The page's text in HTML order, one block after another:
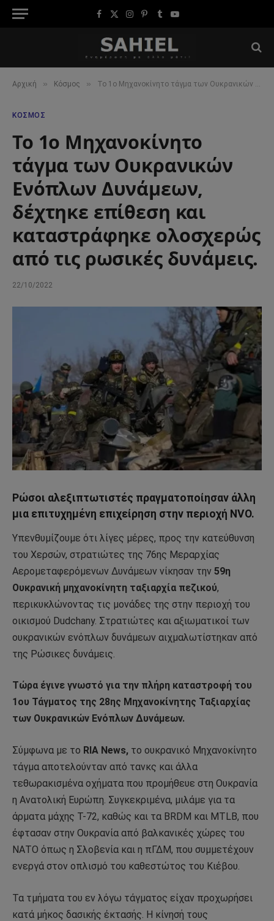
Facebook
X
Instagram
Pinterest
TumblrYouTube
Αρχική » Κόσμος » Το 1ο Μηχανοκίνητο τάγμα των Ουκρανικών Ενόπλων Δυνάμεων, δέχτηκε επίθεση και καταστράφηκε ολοσχερώς από τις ρωσικές δυνάμεις.
ΚΌΣΜΟΣ
Το 1ο Μηχανοκίνητο
τάγμα των Ουκρανικών
Ενόπλων Δυνάμεων,
δέχτηκε επίθεση και
καταστράφηκε ολοσχερώς
από τις ρωσικές δυνάμεις.
22/10/2022
Ρώσοι αλεξιπτωτιστές πραγματοποίησαν άλλη
μια επιτυχημένη επιχείρηση στην περιοχή NVO.
Υπενθυμίζουμε ότι λίγες μέρες, προς την κατεύθυνση
του Χερσών, στρατιώτες της 76ης Μεραρχίας
Αερομεταφερόμενων Δυνάμεων νίκησαν την 59η
Ουκρανική μηχανοκίνητη ταξιαρχία πεζικού,
περικυκλώνοντας τις μονάδες της στην περιοχή του
οικισμού Dudchany. Στρατιώτες και αξιωματικοί των
ουκρανικών ενόπλων δυνάμεων αιχμαλωτίστηκαν από
της Ρώσικες δυνάμεις.
Τώρα έγινε γνωστό για την πλήρη καταστροφή του
1ου Τάγματος της 28ης Μηχανοκίνητης Ταξιαρχίας
των Ουκρανικών Ενόπλων Δυνάμεων.
Σύμφωνα με το RIA News, το ουκρανικό Μηχανοκίνητο
τάγμα αποτελούνταν από τανκς και άλλα
τεθωρακισμένα οχήματα που προμήθευε στη Ουκρανία
η Ανατολική Ευρώπη. Συγκεκριμένα, μιλάμε για τα
άρματα μάχης T-72, καθώς και τα BRDM και MTLB, που
έφτασαν στην Ουκρανία από βαλκανικές χώρες του
ΝΑΤΟ όπως η Σλοβενία ​​και η πΓΔΜ, που συμμετέχουν
ενεργά στον οπλισμό του καθεστώτος του Κιέβου.
Τα τμήματα του εν λόγω τάγματος είχαν προχωρήσει
κατά μήκος δασικής έκτασής. Η κίνησή τους